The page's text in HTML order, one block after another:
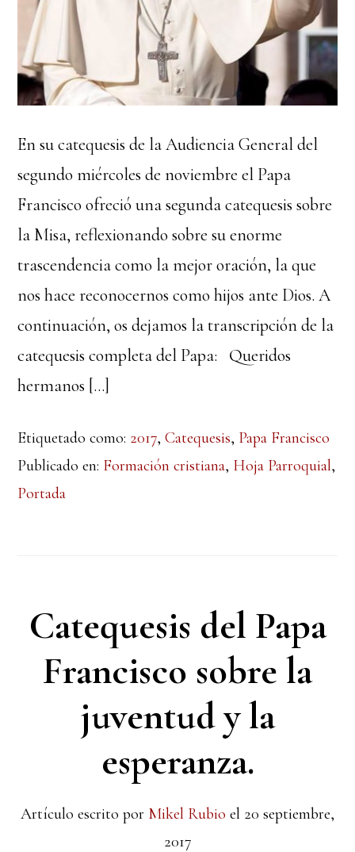
En su catequesis de la Audiencia General del
segundo miércoles de noviembre el Papa
Francisco ofreció una segunda catequesis sobre
la Misa, reflexionando sobre su enorme
trascendencia como la mejor oración, la que
nos hace reconocernos como hijos ante Dios. A
continuación, os dejamos la transcripción de la
catequesis completa del Papa: Queridos
hermanos […]
Etiquetado como: 2017,Catequesis, Papa Francisco
Publicado en: Formación cristiana, Hoja Parroquial,
Portada
Catequesis del Papa
Francisco sobre la
juventud y la
esperanza.
Artículo escrito por Mikel Rubio el 20 septiembre,
2017